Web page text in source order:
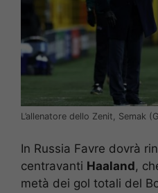
L’allenatore dello Zenit, Semak
In Russia Favre dovrà
centravanti Haaland,
metà dei gol totali del